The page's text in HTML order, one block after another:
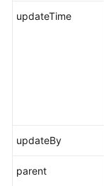
程
标
updateTime
updateBy
parent